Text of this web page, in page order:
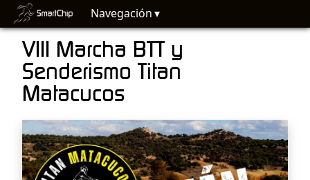
Navegación
VIII Marcha BTT y
Senderismo Titan
Matacucos